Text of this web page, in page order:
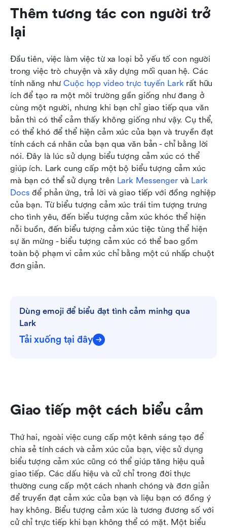
Thêm tương tác con người trở
lại
Đầu tiên, việc làm việc từ xa loại bỏ yếu tố con người
trong việc trò chuyện và xây dựng mối quan hệ. Các
tính năng như Cuộc họp video trực tuyến Lark rất hữu
ích để tạo ra một môi trường gần giống như đang ở
cùng một người, nhưng khi bạn chỉ giao tiếp qua văn
bản thì có thể cảm thấy không giống như vậy. Cụ thể,
có thể khó để thể hiện cảm xúc của bạn và truyền đạt
tính cách cá nhân của bạn qua văn bản - chỉ bằng lời
nói. Đây là lúc sử dụng biểu tượng cảm xúc có thể
giúp ích. Lark cung cấp một bộ biểu tượng cảm xúc
mà bạn có thể sử dụng trên Lark Messenger và Lark
Docs để phản ứng, trả lời và giao tiếp với đồng nghiệp
của bạn. Từ biểu tượng cảm xúc trái tim tượng trưng
cho tình yêu, đến biểu tượng cảm xúc khóc thể hiện
nỗi buồn, đến biểu tượng cảm xúc tiệc tùng thể hiện
sự ăn mừng - biểu tượng cảm xúc có thể bao gồm
toàn bộ phạm vi cảm xúc chỉ bằng một cú nhấp chuột
đơn giản.
Dùng emoji để biểu đạt tình cảm minhg qua
Lark
Tải xuống tại đây
Giao tiếp một cách biểu cảm
Thứ hai, ngoài việc cung cấp một kênh sáng tạo để
chia sẻ tính cách và cảm xúc của bạn, việc sử dụng
biểu tượng cảm xúc cũng có thể giúp tăng hiệu quả
giao tiếp. Các dấu hiệu và cử chỉ trong đời thực
thường cung cấp một cách nhanh chóng và đơn giản
để truyền đạt cảm xúc của bạn và liệu bạn có đồng ý
hay không. Biểu tượng cảm xúc là tương đương số với
cử chỉ trực tiếp khi bạn không thể có mặt. Một biểu